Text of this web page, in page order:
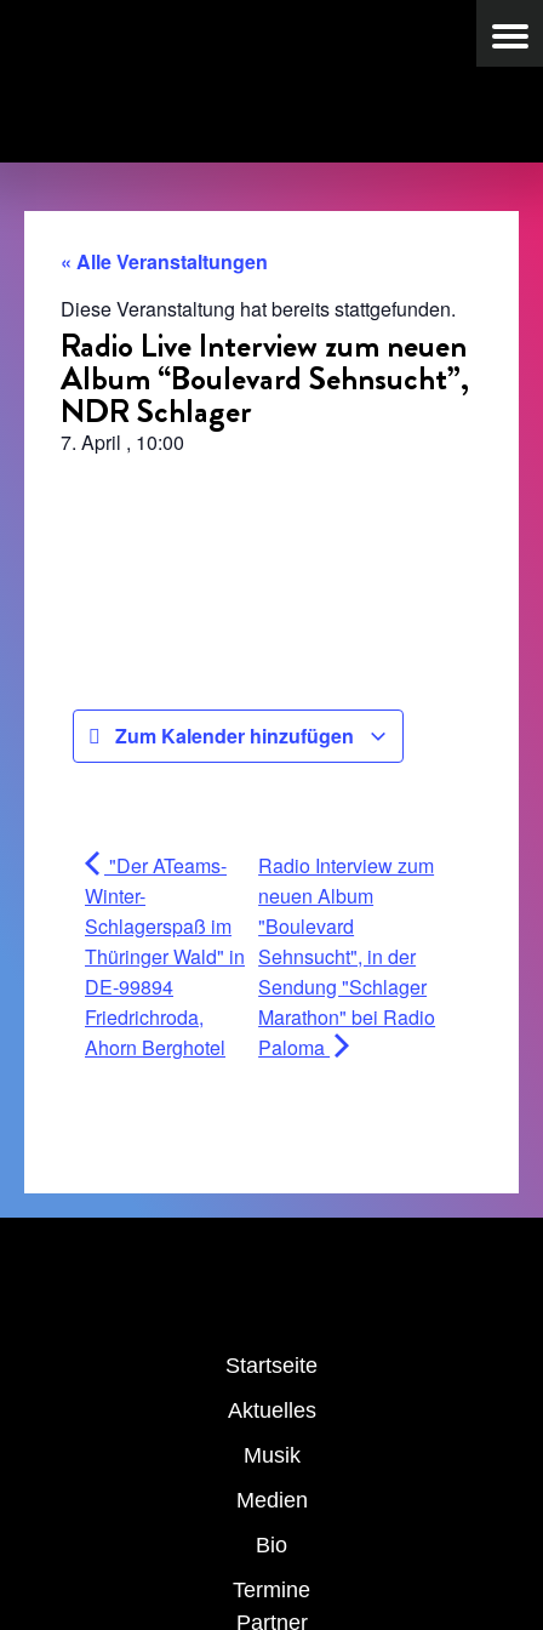
« Alle Veranstaltungen
Diese Veranstaltung hat bereits stattgefunden.
Radio Live Interview zum neuen
Album “Boulevard Sehnsucht”,
NDR Schlager
7. April , 10:00
Zum Kalender hinzufügen
"Der ATeams-
Winter-
Schlagerspaß im
Thüringer Wald" in
DE-99894
Friedrichroda,
Ahorn Berghotel
Radio Interview zum
neuen Album
"Boulevard
Sehnsucht", in der
Sendung "Schlager
Marathon" bei Radio
Paloma
Startseite
Aktuelles
Musik
Medien
Bio
Termine
Partner